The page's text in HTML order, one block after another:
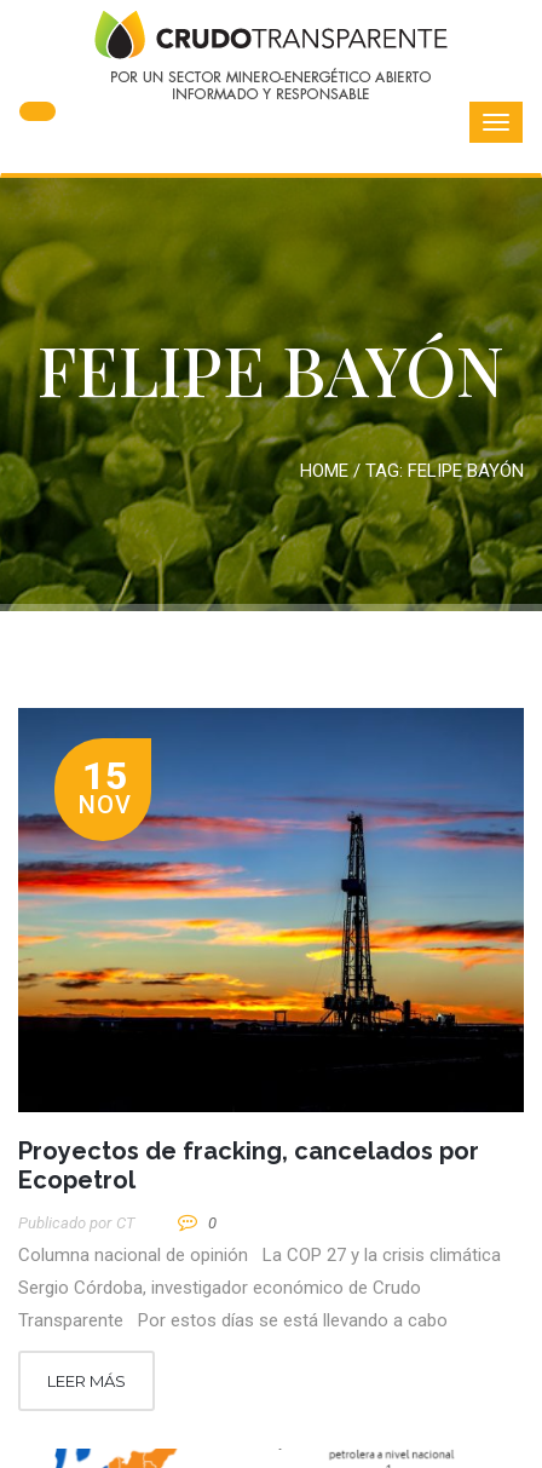
FELIPE BAYÓN
HOME/ TAG: FELIPE BAYÓN
15
NOV
Proyectos de fracking, cancelados por
Ecopetrol
Publicado por CT 0
Columna nacional de opinión La COP 27 y la crisis climática
Sergio Córdoba, investigador económico de Crudo
Transparente Por estos días se está llevando a cabo
LEER MÁS